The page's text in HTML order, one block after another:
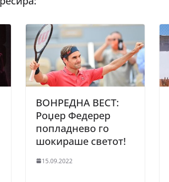
ВОНРЕДНА ВЕСТ:
Роџер Федерер
попладнево го
шокираше светот!
15.09.2022